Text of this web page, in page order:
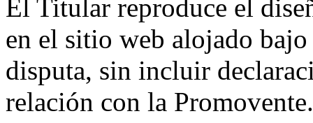
El Titular reproduce el
en el sitio web alojado
disputa, sin incluir
relación con la Promovente.